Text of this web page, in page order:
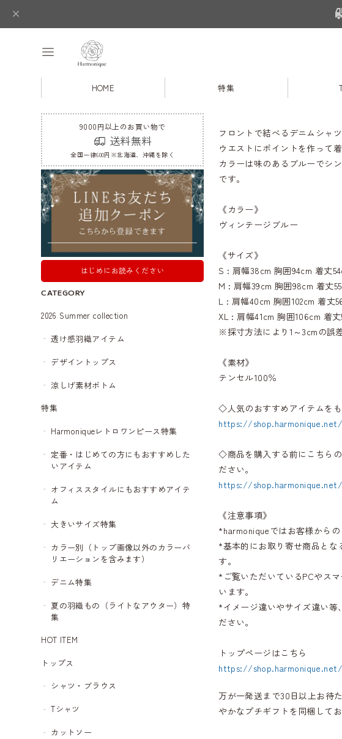
HOME 特集
9000円以上のお買い物で
送料無料
全国一律600円※北海道、沖縄を除く
はじめにお読みください
CATEGORY
2026 Summer collection
透け感羽織アイテム
デザイントップス
涼しげ素材ボトム
特集
Harmoniqueレトロワンピース特集
定番・はじめての方にもおすすめした
いアイテム
オフィススタイルにもおすすめアイテ
ム
大きいサイズ特集
カラー別（トップ画像以外のカラーバ
リエーションを含みます）
デニム特集
夏の羽織もの（ライトなアウター）特
集
HOT ITEM
トップス
シャツ・ブラウス
Tシャツ
カットソー
フロントで結べるデニムシャ
ウエストにポイントを作って
カラーは味のあるブルーでシ
です。
《カラー》
ヴィンテージブルー
《サイズ》
S : 肩幅38cm 胸囲94cm 着丈
M : 肩幅39cm 胸囲98cm 着丈
L : 肩幅40cm 胸囲102cm 着丈
XL : 肩幅41cm 胸囲106cm
※採寸方法により1～3cmの誤
《素材》
テンセル100％
◇人気のおすすめアイテムを
https://shop.harmonique.net/
◇商品を購入する前にこちら
ださい。
https://
《注意事項》
*harmoniqueではお客様から
*基本的にお取り寄せ商品とな
す。
*ご覧いただいているPCやス
います。
*イメージ違いやサイズ違い等
ださい。
トップページはこちら
https://shop.harmonique.net/
万が一発送まで30日以上お待
やかなプチギフトを同梱してお